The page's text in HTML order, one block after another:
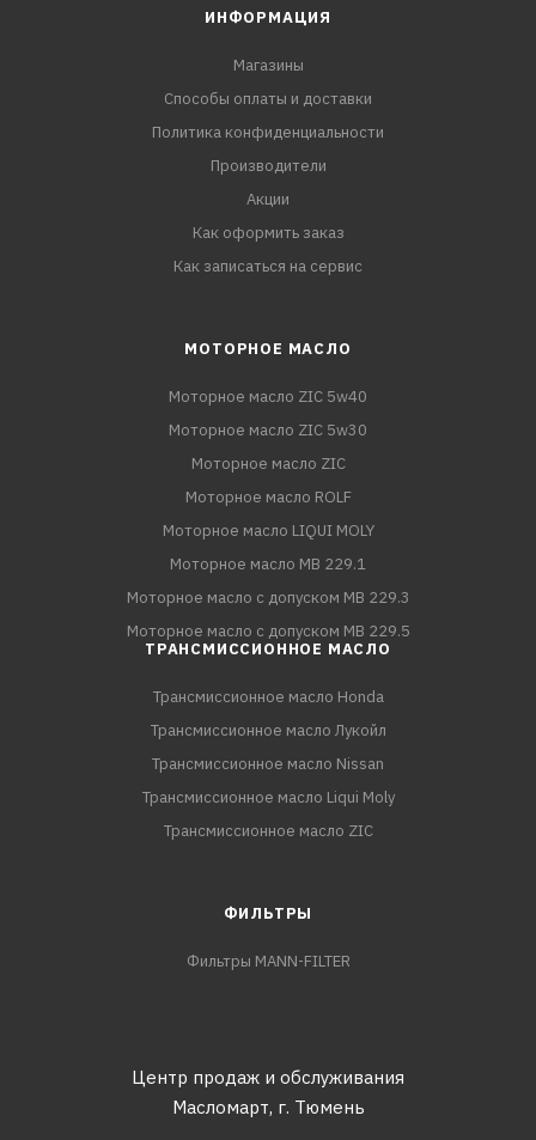
ИНФОРМАЦИЯ
Магазины
Способы оплаты и доставки
Политика конфиденциальности
Производители
Акции
Как оформить заказ
Как записаться на сервис
МОТОРНОЕ МАСЛО
Моторное масло ZIC 5w40
Моторное масло ZIC 5w30
Моторное масло ZIC
Моторное масло ROLF
Моторное масло LIQUI MOLY
Моторное масло MB 229.1
Моторное масло с допуском MB 229.3
Моторное масло с допуском MB 229.5
ТРАНСМИССИОННОЕ МАСЛО
Трансмиссионное масло Honda
Трансмиссионное масло Лукойл
Трансмиссионное масло Nissan
Трансмиссионное масло Liqui Moly
Трансмиссионное масло ZIC
ФИЛЬТРЫ
Фильтры MANN-FILTER
Центр продаж и обслуживания
Масломарт, г. Тюмень